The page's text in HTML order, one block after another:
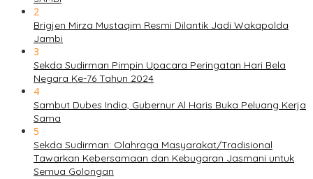
2
Brigjen Mirza Mustaqim Resmi Dilantik Jadi Wakapolda
Jambi
3
Sekda Sudirman Pimpin Upacara Peringatan Hari Bela
Negara Ke-76 Tahun 2024
4
Sambut Dubes India, Gubernur Al Haris Buka Peluang Kerja
Sama
5
Sekda Sudirman: Olahraga Masyarakat/Tradisional
Tawarkan Kebersamaan dan Kebugaran Jasmani untuk
Semua Golongan